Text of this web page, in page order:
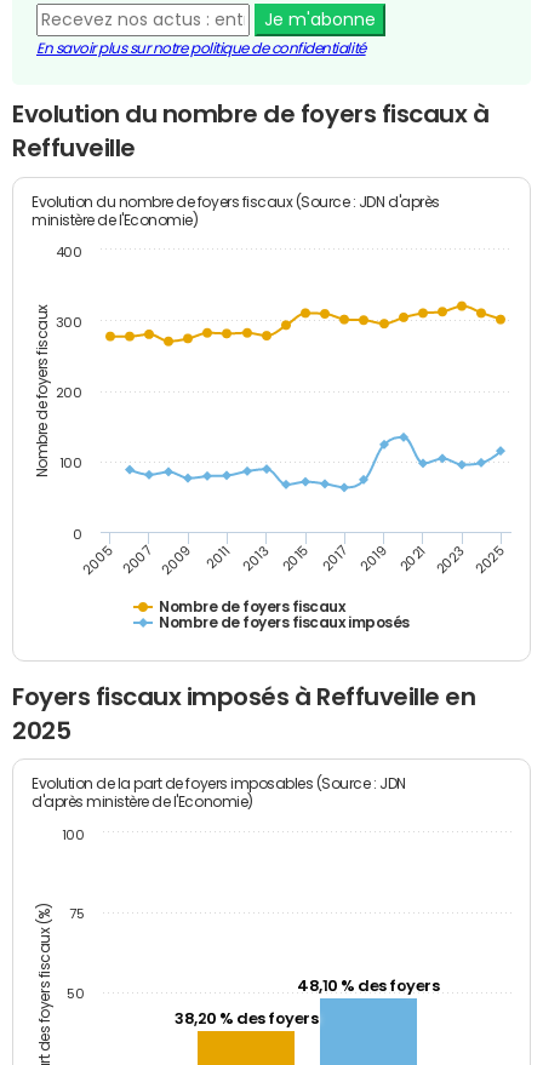
Je m'abonne
En savoir plus sur notre politique de confidentialité
Evolution du nombre de foyers fiscaux à
Reffuveille
Nombre de foyers fiscaux
Evolution du nombre de foyers fiscaux (Source : JDN d'après
ministère de l'Economie)
Nombre de foyers fiscaux
Nombre de foyers fiscaux imposés
2005 2007 2009 2011 2013 2015 2017 2019 2021 2023 2025
0
100
200
300
400
Foyers fiscaux imposés à Reffuveille en
2025
Part des foyers fiscaux (%)
Evolution de la part de foyers imposables (Source : JDN
d'après ministère de l'Economie)
38,20 % des foyers
48,10 % des foyers
50
75
100